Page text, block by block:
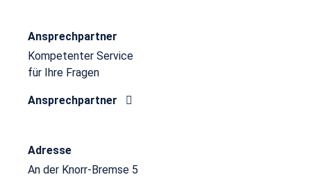
Ansprechpartner
Kompetenter Service
für Ihre Fragen
Ansprechpartner
Adresse
An der Knorr-Bremse 5